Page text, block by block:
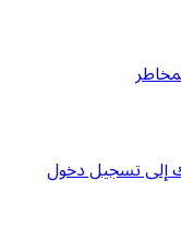
إلى تسجيل دخول